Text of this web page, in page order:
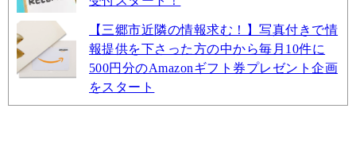
【三郷市近隣の情報求む！】写真付きで情
報提供を下さった方の中から毎月10件に
500円分のAmazonギフト券プレゼント企画
をスタート